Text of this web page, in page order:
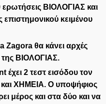
ΒΙΟΛΟΓΙΑΣ και
κειμένου
Zagora θα κάνει αρχές
ΒΙΟΛΟΓΙΑΣ.
έχει 2 τεστ εισόδου τον
ΧΗΜΕΙΑ. Ο υποψήφιος
μέρος και στα δύο και να